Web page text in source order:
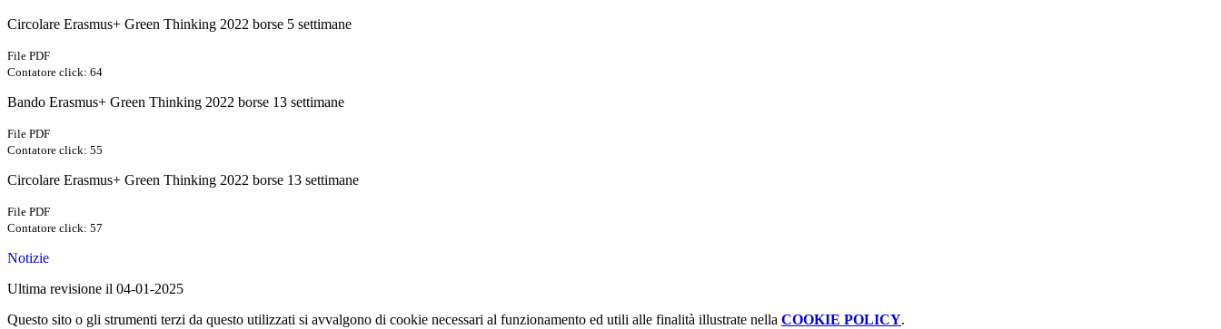
Circolare Erasmus+ Green Thinking 2022 borse 5 settimane
File PDF
Contatore click: 64
Bando Erasmus+ Green Thinking 2022 borse 13 settimane
File PDF
Contatore click: 55
Circolare Erasmus+ Green Thinking 2022 borse 13 settimane
File PDF
Contatore click: 57
Notizie
Ultima revisione il 04-01-2025
Questo sito o gli strumenti terzi da questo utilizzati si avvalgono di cookie necessari al funzionamento ed utili alle finalità illustrate nella COOKIE POLICY.